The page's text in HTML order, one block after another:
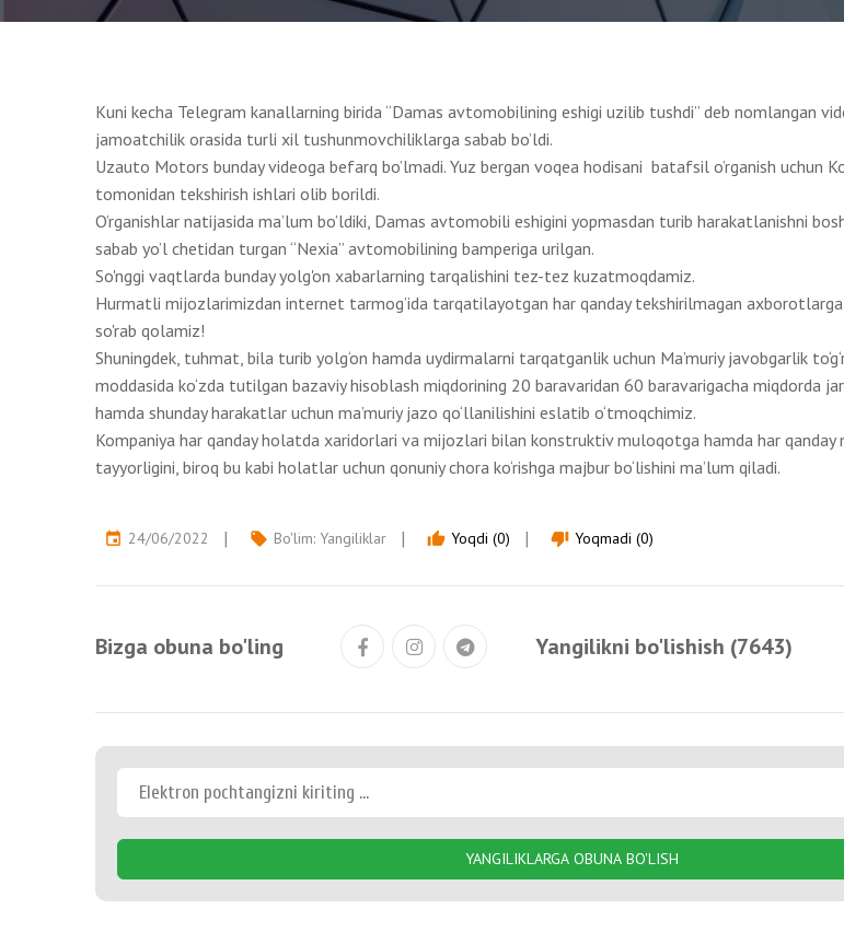
Кuni kecha Telegram kanallarning birida “Damas avtomobilining eshigi uzilib tushdi” deb nomlangan
jamoatchilik orasida turli xil tushunmovchiliklarga sabab bo’ldi.
Uzauto Motors bunday videoga befarq bo’lmadi. Yuz bergan voqea hodisani batafsil o’rganish uchun
tomonidan tekshirish ishlari olib borildi.
O’rganishlar natijasida ma’lum bo’ldiki, Damas avtomobili eshigini yopmasdan turib harakatlanishni
sabab yo’l chetidan turgan “Nexia” avtomobilining bamperiga urilgan.
So'nggi vaqtlarda bunday yolg'on xabarlarning tarqalishini tez-tez kuzatmoqdamiz.
Hurmatli mijozlarimizdan internet tarmog’ida tarqatilayotgan har qanday tekshirilmagan
so'rab qolamiz!
Shuningdek, tuhmat, bila turib yolg‘on hamda uydirmalarni tarqatganlik uchun Ma’muriy javobgarlik
moddasida ko‘zda tutilgan bazaviy hisoblash miqdorining 20 baravaridan 60 baravarigacha miqdorda
hamda shunday harakatlar uchun ma’muriy jazo qo‘llanilishini eslatib o‘tmoqchimiz.
Kompaniya har qanday holatda xaridorlari va mijozlari bilan konstruktiv muloqotga hamda har qanday
tayyorligini, biroq bu kabi holatlar uchun qonuniy chora ko‘rishga majbur bo‘lishini ma’lum qiladi.
event 24/06/2022 local_offer Bo'lim: Yangiliklar thumb_up Yoqdi (0) thumb_down Yoqmadi (0)
Bizga obuna bo'ling Yangilikni bo'lishish (7643)
YANGILIKLARGA OBUNA BO'LISH